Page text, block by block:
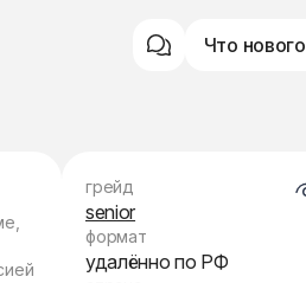
Что нового
грейд
senior
формат
удалённо по РФ